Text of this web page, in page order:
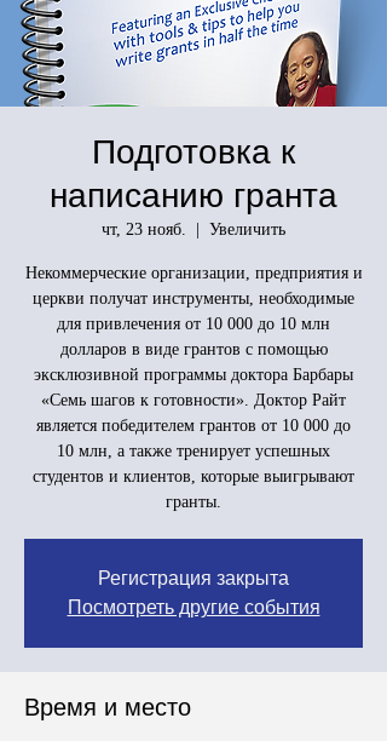
Подготовка к
написанию гранта
чт, 23 нояб.
  |
Увеличить
Некоммерческие организации, предприятия и
церкви получат инструменты, необходимые
для привлечения от 10 000 до 10 млн
долларов в виде грантов с помощью
эксклюзивной программы доктора Барбары
«Семь шагов к готовности». Доктор Райт
является победителем грантов от 10 000 до
10 млн, а также тренирует успешных
студентов и клиентов, которые выигрывают
гранты.
Регистрация закрыта
Посмотреть другие события
Время и место